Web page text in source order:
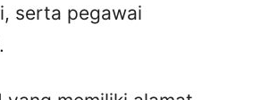
serta pegawai